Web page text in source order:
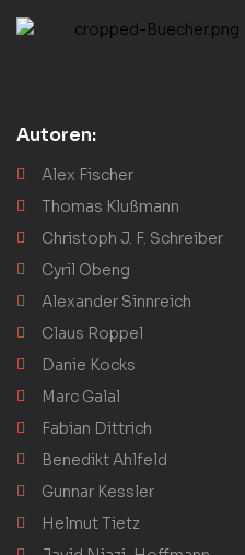
Autoren:
Alex Fischer
Thomas Klußmann
Christoph J. F. Schreiber
Cyril Obeng
Alexander Sinnreich
Claus Roppel
Danie Kocks
Marc Galal
Fabian Dittrich
Benedikt Ahlfeld
Gunnar Kessler
Helmut Tietz